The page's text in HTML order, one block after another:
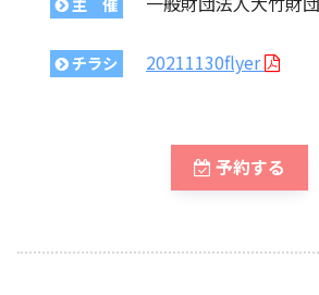
チラシ 20211130flyer
予約する